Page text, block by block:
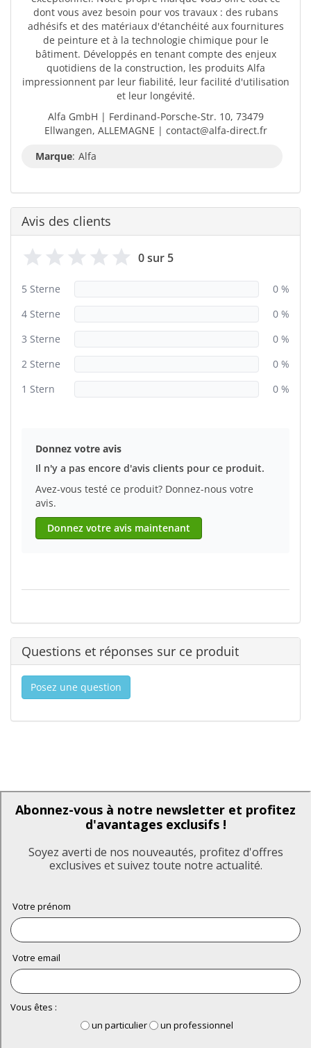
dont vous avez besoin pour vos travaux : des rubans
adhésifs et des matériaux d'étanchéité aux fournitures
de peinture et à la technologie chimique pour le
bâtiment. Développés en tenant compte des enjeux
quotidiens de la construction, les produits Alfa
impressionnent par leur fiabilité, leur facilité d'utilisation
et leur longévité.
Alfa GmbH | Ferdinand-Porsche-Str. 10, 73479
Ellwangen, ALLEMAGNE | contact@alfa-direct.fr
Marque: Alfa
Avis des clients
0 sur 5
5 Sterne
0 %
4 Sterne
0 %
3 Sterne
0 %
2 Sterne
0 %
1 Stern
0 %
Donnez votre avis
Il n'y a pas encore d'avis clients pour ce produit.
Avez-vous testé ce produit? Donnez-nous votre
avis.
Donnez votre avis maintenant
Questions et réponses sur ce produit
Posez une question